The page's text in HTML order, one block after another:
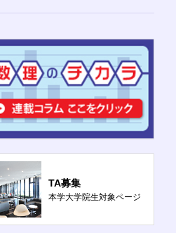
TA募集
本学大学院生対象ページ